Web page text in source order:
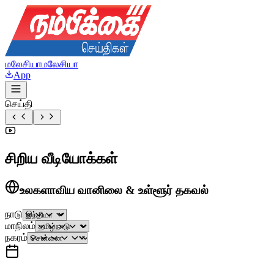
மலேசியாமலேசியா
App
செய்தி
சிறிய வீடியோக்கள்
உலகளாவிய வானிலை & உள்ளூர் தகவல்
நாடு
மாநிலம்
நகரம்